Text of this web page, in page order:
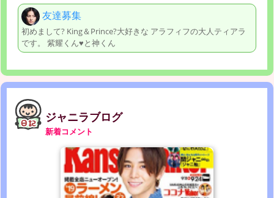
友達募集
初めまして? King＆Prince?大好きな アラフィフの大人ティアラ
です。 紫耀くん♥️と神くん
ジャニラブログ
新着コメント